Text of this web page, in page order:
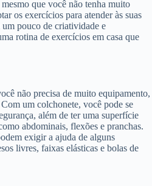
que você não tenha muito
os exercícios para atender às suas
um pouco de criatividade e
rotina de exercícios em casa que
não precisa de muito equipamento,
um colchonete, você pode se
além de ter uma superfície
abdominais, flexões e pranchas.
exigir a ajuda de alguns
livres, faixas elásticas e bolas de